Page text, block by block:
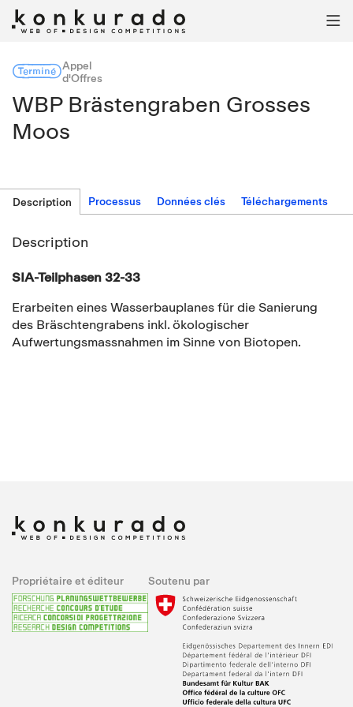

TerminéAppel
d'Offres
WBP Brästengraben Grosses
Moos
Description Processus Données clés Téléchargements
Description
SIA-Teilphasen 32-33
Erarbeiten eines Wasserbauplanes für die Sanierung
des Bräschtengrabens inkl. ökologischer
Aufwertungsmassnahmen im Sinne von Biotopen.
Propriétaire et éditeur Soutenu par